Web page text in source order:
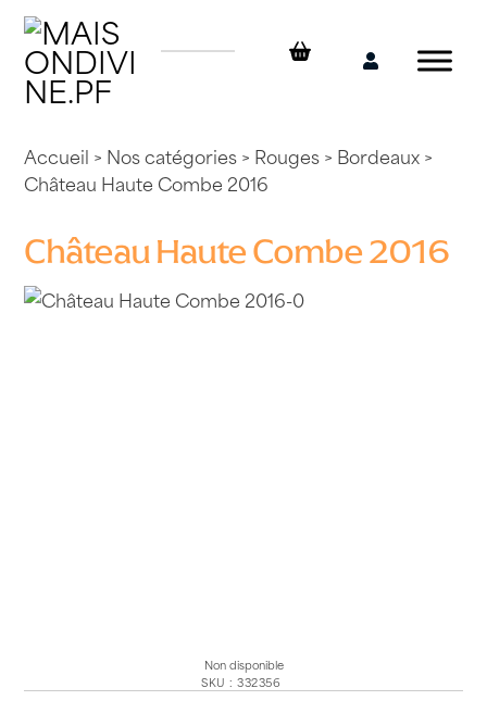
Skip
content
Mon
Accueil > Nos catégories> Rouges> Bordeaux>
Château Haute Combe 2016
Château Haute Combe 2016
Non disponible
SKU : 332356